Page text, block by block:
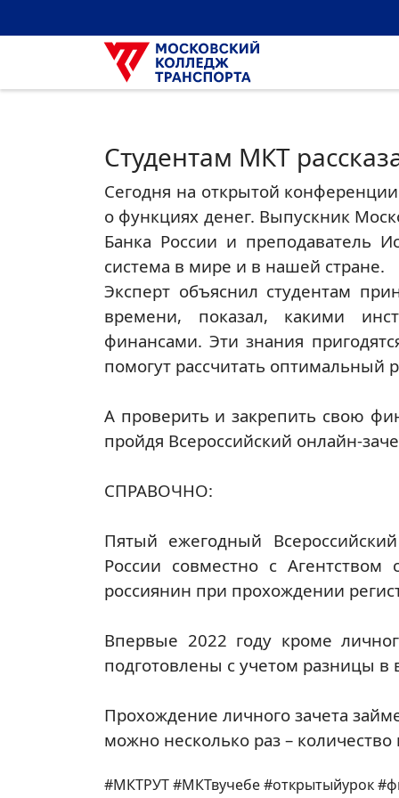
Студентам МКТ
Сегодня на открытой
о функциях денег. Выпускник
Банка России и преподаватель
система в мире и в нашей стране.
Эксперт объяснил студентам
времени, показал, какими
финансами. Эти знания
помогут рассчитать оптимальный
А проверить и закрепить свою
пройдя Всероссийский онлайн-
СПРАВОЧНО:
Пятый ежегодный
России совместно с Агентством
россиянин при прохождении
Впервые 2022 году кроме
подготовлены с учетом разницы в
Прохождение личного зачета
можно несколько раз –
#МКТРУТ #МКТвучебе #открытыйурок